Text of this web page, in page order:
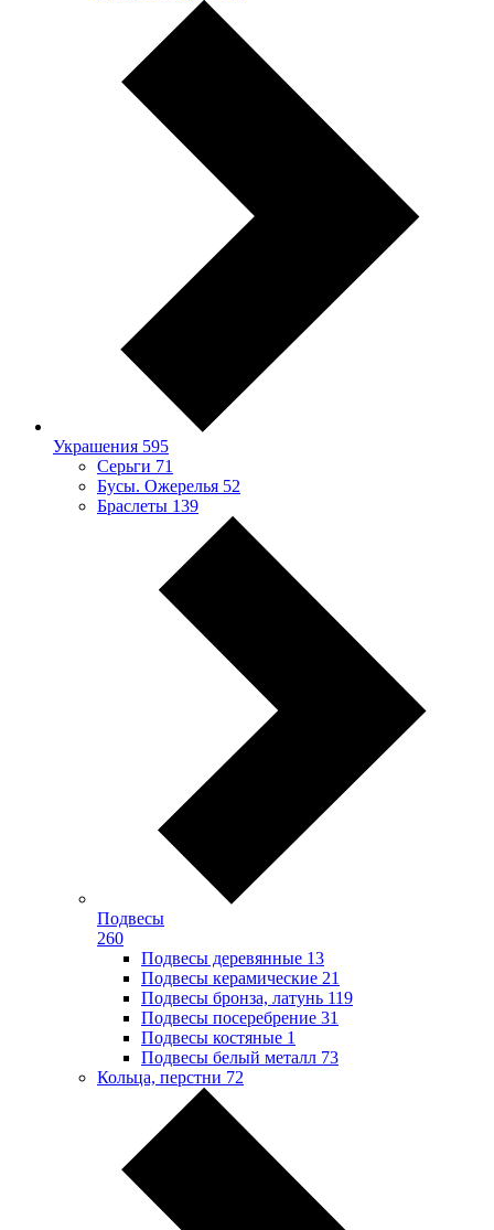
Украшения 595
Серьги 71
Бусы. Ожерелья 52
Браслеты 139
Подвесы
260
Подвесы деревянные 13
Подвесы керамические 21
Подвесы бронза, латунь 119
Подвесы посеребрение 31
Подвесы костяные 1
Подвесы белый металл 73
Кольца, перстни 72